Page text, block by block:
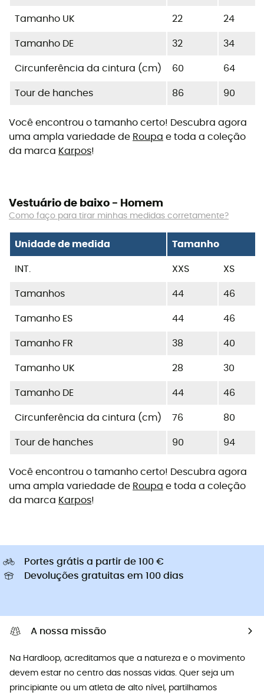
Tamanho UK 22 24
Tamanho DE 32 34
Circunferência da cintura (cm) 60 64
Tour de hanches 86 90
Você encontrou o tamanho certo! Descubra agora
uma ampla variedade de Roupa e toda a coleção
da marca Karpos!
Vestuário de baixo - Homem
Como faço para tirar minhas medidas corretamente?
Unidade de medida Tamanho
INT. XXS XS
Tamanhos 44 46
Tamanho ES 44 46
Tamanho FR 38 40
Tamanho UK 28 30
Tamanho DE 44 46
Circunferência da cintura (cm) 76 80
Tour de hanches 90 94
Você encontrou o tamanho certo! Descubra agora
uma ampla variedade de Roupa e toda a coleção
da marca Karpos!
Portes grátis a partir de 100 €
Devoluções gratuitas em 100 dias
A nossa missão
Na Hardloop, acreditamos que a natureza e o movimento
devem estar no centro das nossas vidas. Quer seja um
principiante ou um atleta de alto nível, partilhamos